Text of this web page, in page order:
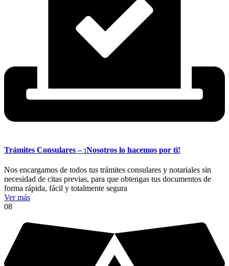
Trámites Consulares – ¡Nosotros lo hacemos por ti!
Nos encargamos de todos tus trámites consulares y notariales sin
necesidad de citas previas, para que obtengas tus documentos de
forma rápida, fácil y totalmente segura
Ver más
08